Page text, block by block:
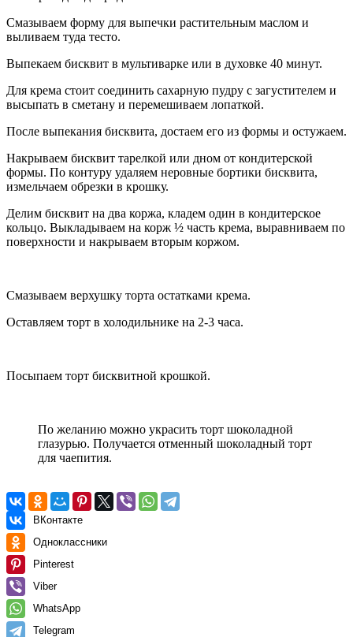
Смазываем форму для выпечки растительным маслом и
выливаем туда тесто.
Выпекаем бисквит в мультиварке или в духовке 40 минут.
Для крема стоит соединить сахарную пудру с загустителем и
высыпать в сметану и перемешиваем лопаткой.
После выпекания бисквита, достаем его из формы и остужаем.
Накрываем бисквит тарелкой или дном от кондитерской
формы. По контуру удаляем неровные бортики бисквита,
измельчаем обрезки в крошку.
Делим бисквит на два коржа, кладем один в кондитерское
кольцо. Выкладываем на корж ½ часть крема, выравниваем по
поверхности и накрываем вторым коржом.
Смазываем верхушку торта остатками крема.
Оставляем торт в холодильнике на 2-3 часа.
Посыпаем торт бисквитной крошкой.
По желанию можно украсить торт шоколадной
глазурью. Получается отменный шоколадный торт
для чаепития.
ВКонтакте
Одноклассники
Pinterest
Viber
WhatsApp
Telegram